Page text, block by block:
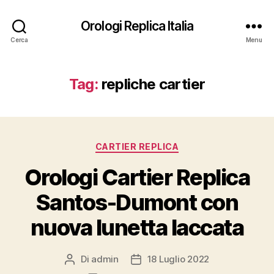
Cerca
Orologi Replica Italia
Menu
Tag: repliche cartier
Categorie
CARTIER REPLICA
Orologi Cartier Replica
Santos-Dumont con
nuova lunetta laccata
Autore
Di admin
Data18 Luglio 2022